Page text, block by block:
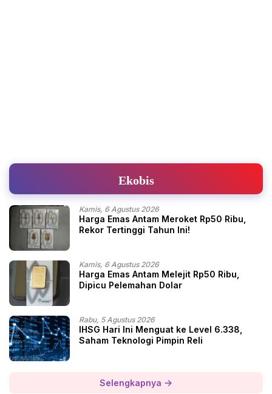
Ekobis
Kamis, 6 Agustus 2026
Harga Emas Antam Meroket Rp50 Ribu,
Rekor Tertinggi Tahun Ini!
Kamis, 6 Agustus 2026
Harga Emas Antam Melejit Rp50 Ribu,
Dipicu Pelemahan Dolar
Rabu, 5 Agustus 2026
IHSG Hari Ini Menguat ke Level 6.338,
Saham Teknologi Pimpin Reli
Selengkapnya